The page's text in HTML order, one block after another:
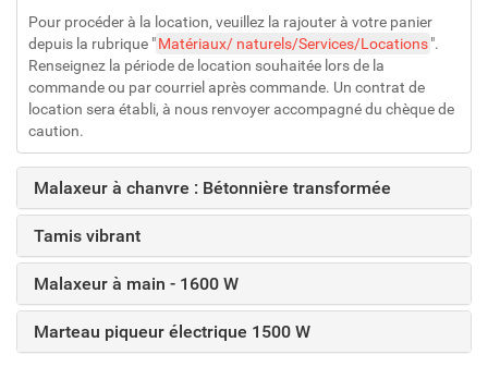
Pour procéder à la location, veuillez la rajouter à votre panier
depuis la rubrique "Matériaux/ naturels/Services/Locations".
Renseignez la période de location souhaitée lors de la
commande ou par courriel après commande. Un contrat de
location sera établi, à nous renvoyer accompagné du chèque de
caution.
Malaxeur à chanvre : Bétonnière transformée
Tamis vibrant
Malaxeur à main - 1600 W
Marteau piqueur électrique 1500 W